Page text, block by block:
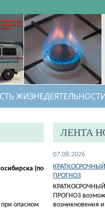
(по
при опасном
ЛЕНТА
07.08.2026
ПРОГНОЗ
ПРОГНОЗ
возникновения